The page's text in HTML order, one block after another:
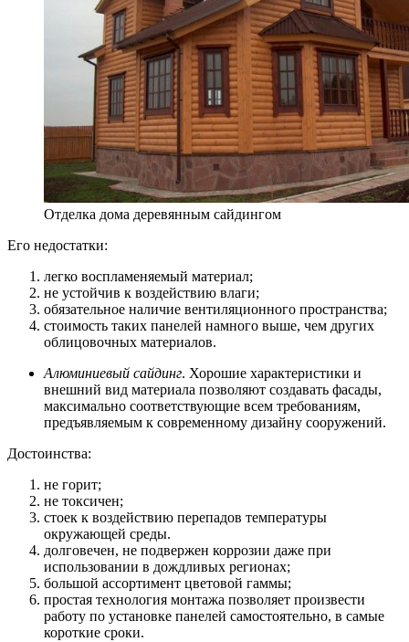
Отделка дома деревянным сайдингом
Его недостатки:
легко воспламеняемый материал;
не устойчив к воздействию влаги;
обязательное наличие вентиляционного пространства;
стоимость таких панелей намного выше, чем других
облицовочных материалов.
Алюминиевый сайдинг. Хорошие характеристики и
внешний вид материала позволяют создавать фасады,
максимально соответствующие всем требованиям,
предъявляемым к современному дизайну сооружений.
Достоинства:
не горит;
не токсичен;
стоек к воздействию перепадов температуры
окружающей среды.
долговечен, не подвержен коррозии даже при
использовании в дождливых регионах;
большой ассортимент цветовой гаммы;
простая технология монтажа позволяет произвести
работу по установке панелей самостоятельно, в самые
короткие сроки.